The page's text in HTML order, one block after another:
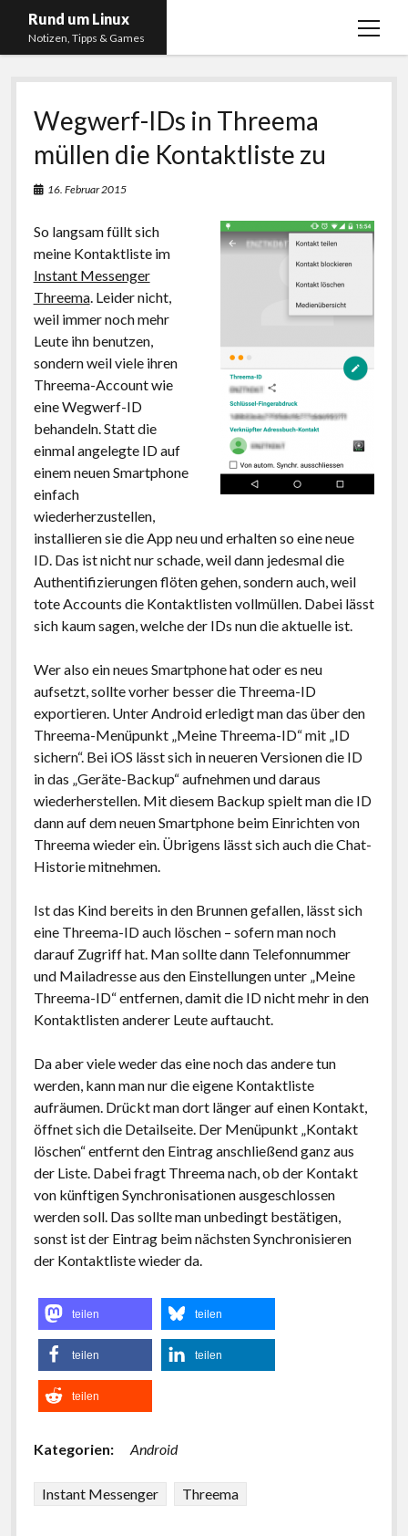
Rund um Linux
Notizen, Tipps & Games
Menü
Startseite
Linux
Gaming
RSS, Social Media, YouTube & Twitch
Impressum
Datenschutzerklärung
twitterinstagram
youtube
twitch
Wegwerf-IDs in Threema
müllen die Kontaktliste zu
16. Februar 2015
So langsam füllt sich
meine Kontaktliste im
Instant Messenger
Threema. Leider nicht,
weil immer noch mehr
Leute ihn benutzen,
sondern weil viele ihren
Threema-Account wie
eine Wegwerf-ID
behandeln. Statt die
einmal angelegte ID auf
einem neuen Smartphone
einfach
wiederherzustellen,
installieren sie die App neu und erhalten so eine neue
ID. Das ist nicht nur schade, weil dann jedesmal die
Authentifizierungen flöten gehen, sondern auch, weil
tote Accounts die Kontaktlisten vollmüllen. Dabei lässt
sich kaum sagen, welche der IDs nun die aktuelle ist.
Wer also ein neues Smartphone hat oder es neu
aufsetzt, sollte vorher besser die Threema-ID
exportieren. Unter Android erledigt man das über den
Threema-Menüpunkt „Meine Threema-ID“ mit „ID
sichern“. Bei iOS lässt sich in neueren Versionen die ID
in das „Geräte-Backup“ aufnehmen und daraus
wiederherstellen. Mit diesem Backup spielt man die ID
dann auf dem neuen Smartphone beim Einrichten von
Threema wieder ein. Übrigens lässt sich auch die Chat-
Historie mitnehmen.
Ist das Kind bereits in den Brunnen gefallen, lässt sich
eine Threema-ID auch löschen – sofern man noch
darauf Zugriff hat. Man sollte dann Telefonnummer
und Mailadresse aus den Einstellungen unter „Meine
Threema-ID“ entfernen, damit die ID nicht mehr in den
Kontaktlisten anderer Leute auftaucht.
Da aber viele weder das eine noch das andere tun
werden, kann man nur die eigene Kontaktliste
aufräumen. Drückt man dort länger auf einen Kontakt,
öffnet sich die Detailseite. Der Menüpunkt „Kontakt
löschen“ entfernt den Eintrag anschließend ganz aus
der Liste. Dabei fragt Threema nach, ob der Kontakt
von künftigen Synchronisationen ausgeschlossen
werden soll. Das sollte man unbedingt bestätigen,
sonst ist der Eintrag beim nächsten Synchronisieren
der Kontaktliste wieder da.
teilen teilen
teilen teilen
teilen
Kategorien: Android
Instant Messenger Threema